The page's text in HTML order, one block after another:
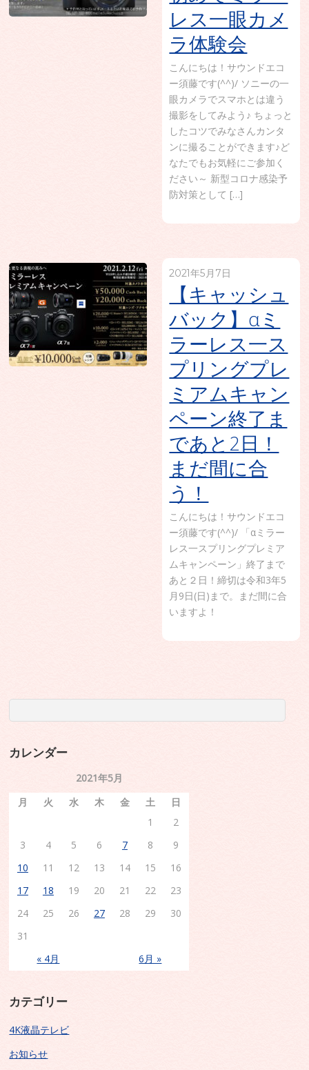
レス一眼カメ
ラ体験会
こんにちは！サウンドエコ
ー須藤です(^^)/ ソニーの一
眼カメラでスマホとは違う
撮影をしてみよう♪ ちょっと
したコツでみなさんカンタ
ンに撮ることができます♪ど
なたでもお気軽にご参加く
ださい～ 新型コロナ感染予
防対策として […]
2021年5月7日
【キャッシュ
バック】αミ
ラーレス一ス
プリングプレ
ミアムキャン
ペーン終了ま
であと2日！
まだ間に合
う！
こんにちは！サウンドエコ
ー須藤です(^^)/ 「αミラー
レス一スプリングプレミア
ムキャンペーン」終了まで
あと２日！締切は令和3年5
月9日(日)まで。まだ間に合
いますよ！
カレンダー
2021年5月
月
火 水 木 金 土 日
« 4月 6月 »
1
2
3
4 5 6 7 8
9
10
11 12 13 14 15
16
17
18 19 20 21 22
23
24
25 26 27 28 29
30
31
カテゴリー
4K液晶テレビ
お知らせ